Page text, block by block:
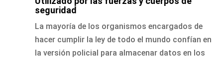
seguridad
La mayoría de los organismos encargados de
hacer cumplir la ley de todo el mundo confían en
la versión policial para almacenar datos en los